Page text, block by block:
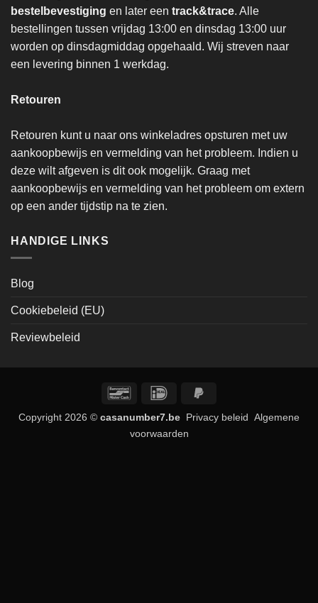
bestelbevestiging en later een track&trace. Alle
bestellingen tussen vrijdag 13:00 en dinsdag 13:00 uur
worden op dinsdagmiddag opgehaald. Wij streven naar
een levering binnen 1 werkdag.
Retouren
Retouren kunt u naar ons winkeladres opsturen met uw
aankoopbewijs en vermelding van het probleem. Indien u
deze wilt afgeven is dit ook mogelijk. Graag met
aankoopbewijs en vermelding van het probleem om extern
op een ander tijdstip na te zien.
HANDIGE LINKS
Blog
Cookiebeleid (EU)
Reviewbeleid
BancontactIDeal
Copyright 2026 © casanumber7.be Privacy beleid Algemene
voorwaarden